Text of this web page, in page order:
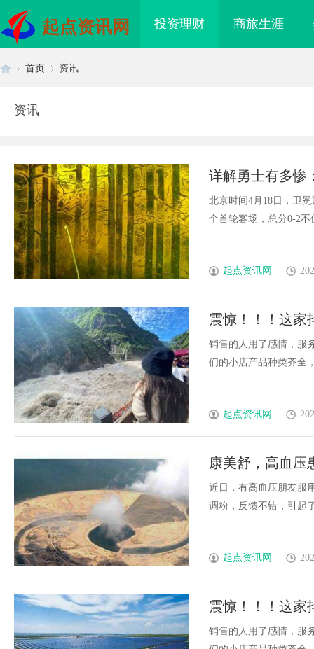
起点资讯网 投资理财 商旅生涯
首页 资讯
资讯
详解勇士有多惨
概率7.2%
北京时间4月18日，卫
个首轮客场，总分0-2不
起点资讯网
震惊！！！这家
销售的人用了感情，服
们的小店产品种类齐全
起点资讯网
康美舒，高血压
近日，有高血压朋友服
调粉，反馈不错，引起
起点资讯网
震惊！！！这家
销售的人用了感情，服
新时代影视娱乐的全 贝净 AC 国际医疗实验室，标准
发体系全解析